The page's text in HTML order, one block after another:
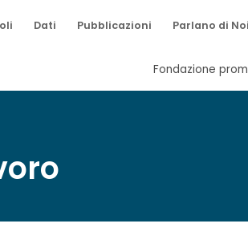
Dati Pubblicazioni Parlano di Noi
Fondazione